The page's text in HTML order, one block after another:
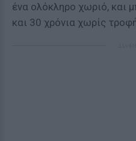
ένα ολόκληρο χωριό, και
και 30 χρόνια χωρίς